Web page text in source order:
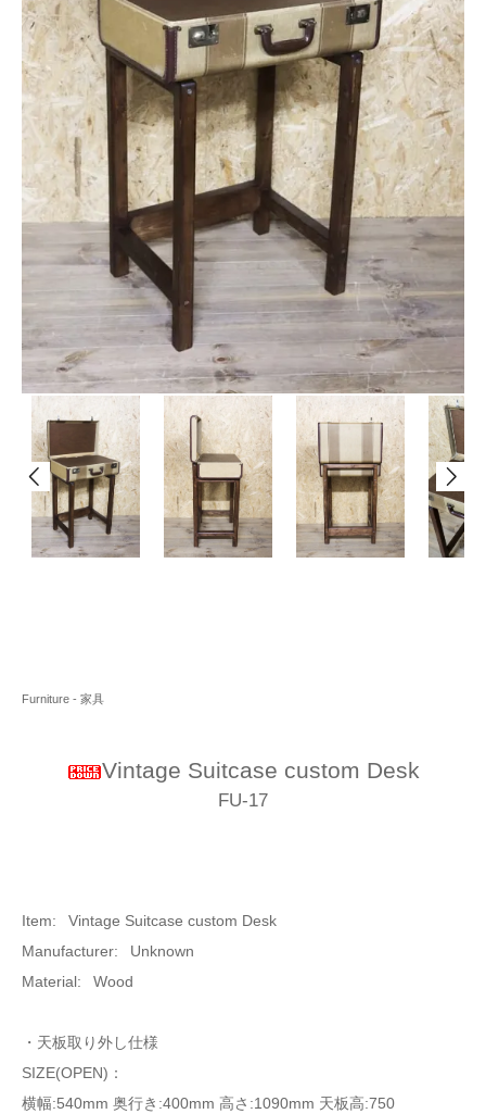
Furniture - 家具
Vintage Suitcase custom Desk
FU-17
Item: Vintage Suitcase custom Desk
Manufacturer: Unknown
Material: Wood
・天板取り外し仕様
SIZE(OPEN)：
横幅:540mm 奥行き:400mm 高さ:1090mm 天板高:750